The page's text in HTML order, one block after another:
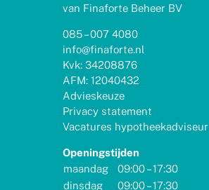
van Finaforte Beheer BV
085 – 007 4080
info@finaforte.nl
Kvk: 34208876
AFM: 12040432
Advieskeuze
Privacy statement
Vacatures hypotheekadviseur
Openingstijden
maandag
09:00 – 17:30
dinsdag
09:00 – 17:30